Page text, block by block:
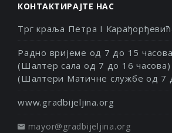
КОНТАКТИРАЈТЕ НАС
Трг краља Петра I
Радно вријеме од 7 до 15 часова
(Шалтер сала од 7 до 16 часова)
(Шалтери Матичне службе од 7
www.gradbijeljina.org
mayor@gradbijeljina.org